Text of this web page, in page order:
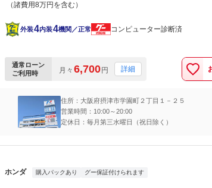
（諸費用8万円を含む）
外装4内装4機関／正常 コンピューター診断済
通常ローン
ご利用時
月々 6,700円 詳細
住所：大阪府摂津市学園町２丁目１－２５
営業時間：10:00～20:00
定休日：毎月第三水曜日（祝日除く）
ホンダ 購入パックあり グー保証付けられます